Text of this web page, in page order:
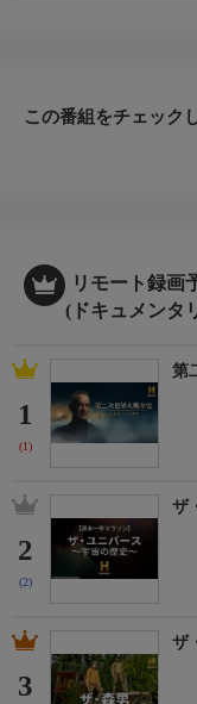
この番組をチェック
リモート録画
(ドキュメンタ
1
(1)
第
2
(2)
ザ
3
ザ